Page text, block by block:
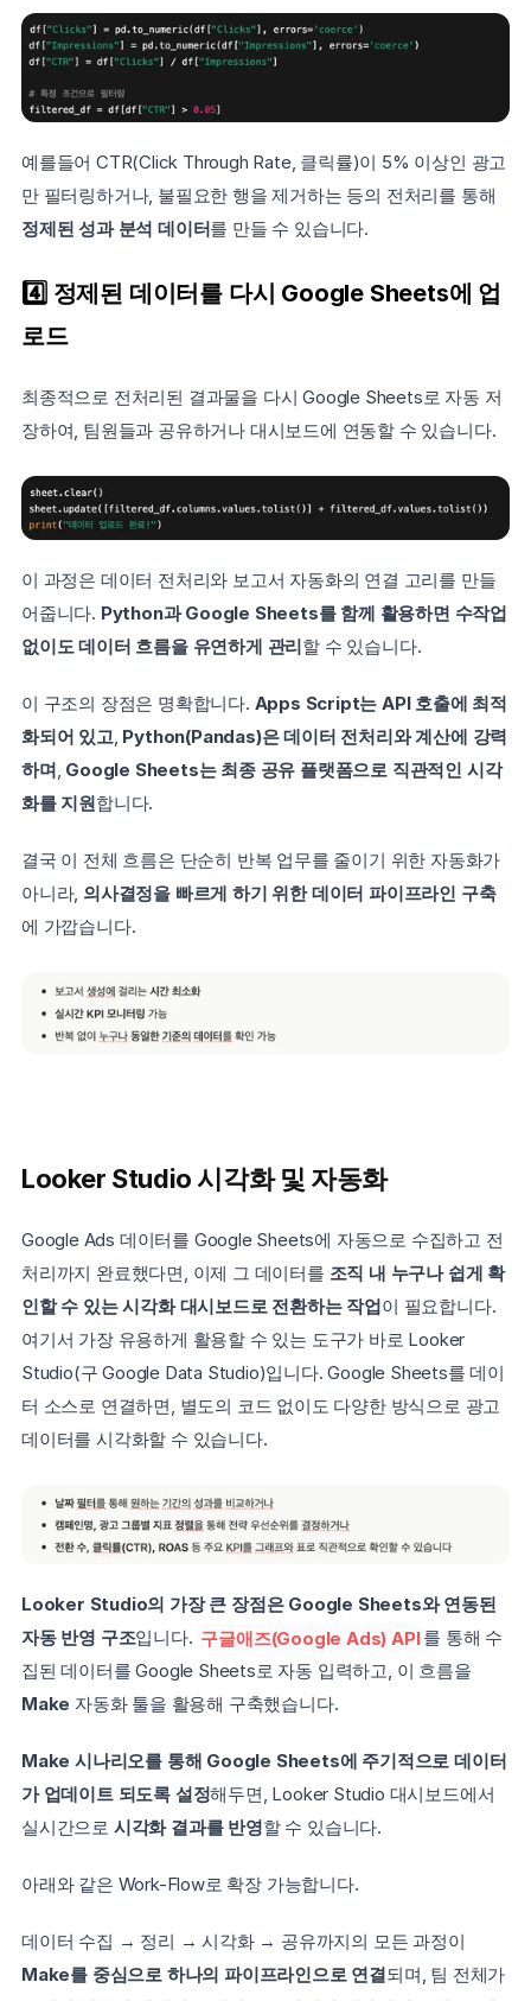
예를들어 CTR(Click Through Rate, 클릭률)이 5% 이상인 광고
정제된 성과 분석 데이터를 만들 수 있습니다.
4️⃣ 정제된 데이터를 다시 Google Sheets에 업
로드
최종적으로 전처리된 결과물을 다시 Google Sheets로 자동 저
장하여, 팀원들과 공유하거나 대시보드에 연동할 수 있습니다.
이 과정은 데이터 전처리와 보고서 자동화의 연결 고리를 만들
어줍니다. Python과 Google Sheets를 함께 활용하면 수작업
없이도 데이터 흐름을 유연하게 관리할 수 있습니다.
이 구조의 장점은 명확합니다. Apps Script는 API 호출에 최적
화되어 있고, Python(Pandas)은 데이터 전처리와 계산에 강력
하며, Google Sheets는 최종 공유 플랫폼으로 직관적인 시각
화를 지원합니다.
결국 이 전체 흐름은 단순히 반복 업무를 줄이기 위한 자동화가
아니라, 의사결정을 빠르게 하기 위한 데이터 파이프라인 구축
에 가깝습니다.
Looker Studio 시각화 및 자동화
Google Ads 데이터를 Google Sheets에 자동으로 수집하고 전
처리까지 완료했다면, 이제 그 데이터를 조직 내 누구나 쉽게 확
인할 수 있는 시각화 대시보드로 전환하는 작업이 필요합니다.
여기서 가장 유용하게 활용할 수 있는 도구가 바로 Looker
Studio(구 Google Data Studio)입니다. Google Sheets를 데이
터 소스로 연결하면, 별도의 코드 없이도 다양한 방식으로 광고
데이터를 시각화할 수 있습니다.
Looker Studio의 가장 큰 장점은 Google Sheets와 연동된
자동 반영 구조입니다. 구글애즈(Google Ads) API를 통해 수
Make 자동화 툴을 활용해 구축했습니다.
Make 시나리오를 통해 Google Sheets에 주기적으로 데이터
가 업데이트 되도록 설정해두면, Looker Studio 대시보드에서
실시간으로 시각화 결과를 반영할 수 있습니다.
아래와 같은 Work-Flow로 확장 가능합니다.
Make를 중심으로 하나의 파이프라인으로 연결되며, 팀 전체가